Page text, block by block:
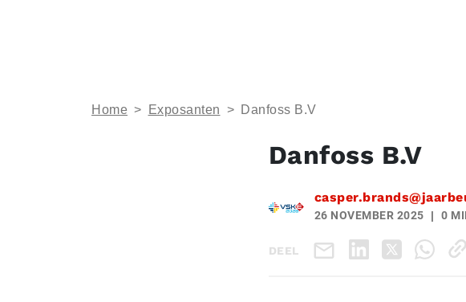
Home > Exposanten > Danfoss B.V
Danfoss B.V
26 NOVEMBER 2025 0
DEEL